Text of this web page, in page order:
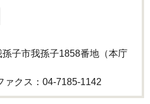
子市我孫子1858番地（本庁
ァクス：04-7185-1142